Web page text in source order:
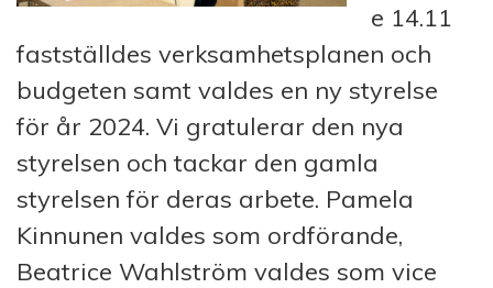
e 14.11
fastställdes verksamhetsplanen och
budgeten samt valdes en ny styrelse
för år 2024. Vi gratulerar den nya
styrelsen och tackar den gamla
styrelsen för deras arbete. Pamela
Kinnunen valdes som ordförande,
Beatrice Wahlström valdes som vice